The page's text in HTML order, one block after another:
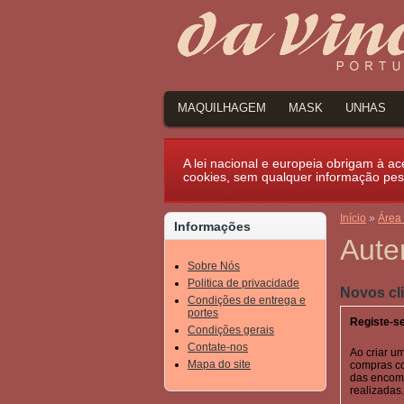
MAQUILHAGEM MASK UNHAS
A lei nacional e europeia obrigam à
cookies, sem qualquer informação
Informações
Sobre Nós
Politica de privacidade
Condições de entrega e
portes
Condições gerais
Contate-nos
Mapa do site
Início » Área
Novos
Registe-
Ao criar
compras
das
realizadas.